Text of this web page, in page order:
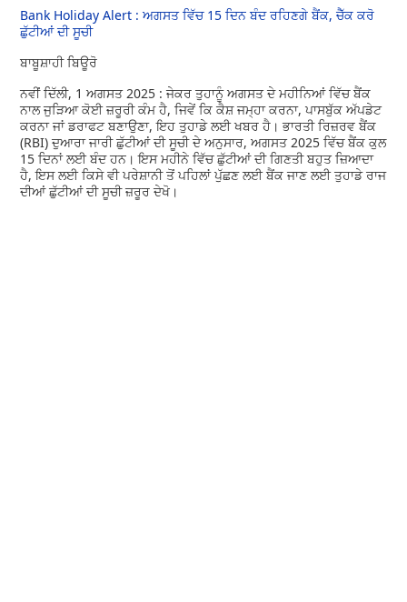
Bank Holiday Alert : ਅਗਸਤ ਵਿੱਚ 15 ਦਿਨ ਬੰਦ ਰਹਿਣਗੇ ਬੈਂਕ, ਚੈੱਕ ਕਰੋ
ਛੁੱਟੀਆਂ ਦੀ ਸੂਚੀ
ਬਾਬੂਸ਼ਾਹੀ ਬਿਊਰੋ
ਨਵੀਂ ਦਿੱਲੀ, 1 ਅਗਸਤ 2025 : ਜੇਕਰ ਤੁਹਾਨੂੰ ਅਗਸਤ ਦੇ ਮਹੀਨਿਆਂ ਵਿੱਚ ਬੈਂਕ
ਨਾਲ ਜੁੜਿਆ ਕੋਈ ਜ਼ਰੂਰੀ ਕੰਮ ਹੈ, ਜਿਵੇਂ ਕਿ ਕੈਸ਼ ਜਮ੍ਹਾ ਕਰਨਾ, ਪਾਸਬੁੱਕ ਅੱਪਡੇਟ
ਕਰਨਾ ਜਾਂ ਡਰਾਫਟ ਬਣਾਉਣਾ, ਇਹ ਤੁਹਾਡੇ ਲਈ ਖਬਰ ਹੈ। ਭਾਰਤੀ ਰਿਜ਼ਰਵ ਬੈਂਕ
(RBI) ਦੁਆਰਾ ਜਾਰੀ ਛੁੱਟੀਆਂ ਦੀ ਸੂਚੀ ਦੇ ਅਨੁਸਾਰ, ਅਗਸਤ 2025 ਵਿੱਚ ਬੈਂਕ ਕੁਲ
15 ਦਿਨਾਂ ਲਈ ਬੰਦ ਹਨ। ਇਸ ਮਹੀਨੇ ਵਿੱਚ ਛੁੱਟੀਆਂ ਦੀ ਗਿਣਤੀ ਬਹੁਤ ਜ਼ਿਆਦਾ
ਹੈ, ਇਸ ਲਈ ਕਿਸੇ ਵੀ ਪਰੇਸ਼ਾਨੀ ਤੋਂ ਪਹਿਲਾਂ ਪੁੱਛਣ ਲਈ ਬੈਂਕ ਜਾਣ ਲਈ ਤੁਹਾਡੇ ਰਾਜ
ਦੀਆਂ ਛੁੱਟੀਆਂ ਦੀ ਸੂਚੀ ਜ਼ਰੂਰ ਦੇਖੋ।